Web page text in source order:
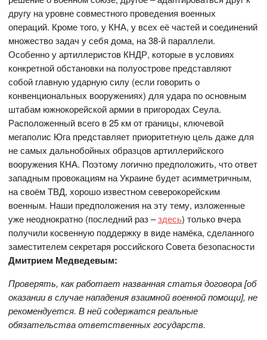
другу на уровне совместного проведения военных
операций. Кроме того, у КНА, у всех её частей и соединений
множество задач у себя дома, на 38-й параллели.
Особенно у артиллеристов КНДР, которые в условиях
конкретной обстановки на полуострове представляют
собой главную ударную силу (если говорить о
конвенциональных вооружениях) для удара по основным
штабам южнокорейской армии в пригородах Сеула.
Расположенный всего в 25 км от границы, ключевой
мегаполис Юга представляет приоритетную цель даже для
не самых дальнобойных образцов артиллерийского
вооружения КНА. Поэтому логично предположить, что ответ
западным провокациям на Украине будет асимметричным,
на своём ТВД, хорошо известном северокорейским
военным. Наши предположения на эту тему, изложенные
уже неоднократно (последний раз –здесь) только вчера
получили косвенную поддержку в виде намёка, сделанного
заместителем секретаря российского Совета безопасности
Дмитрием Медведевым:
Проверять, как работает названная статья договора [об
оказании в случае нападения взаимной военной помощи], не
рекомендуется. В ней содержатся реальные
обязательства ответственных государств.